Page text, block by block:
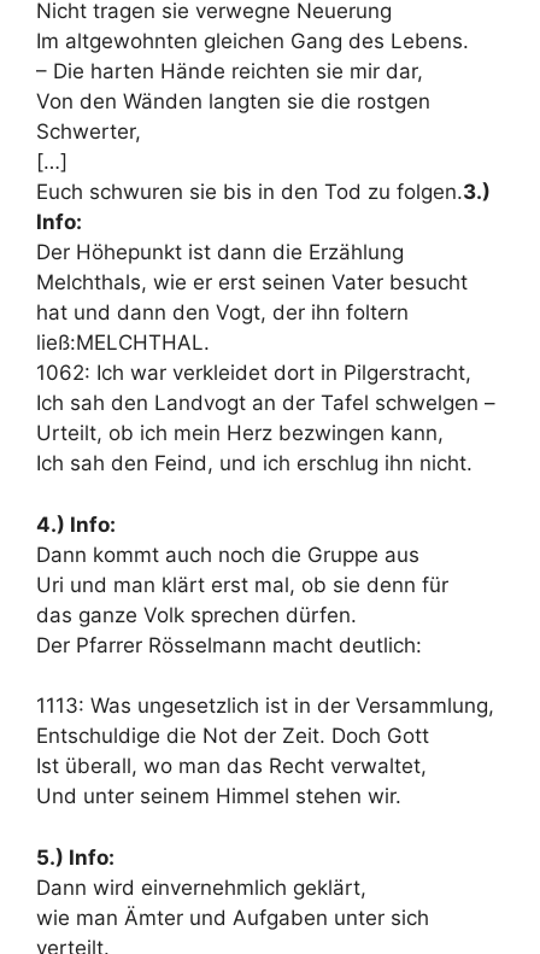
Nicht tragen sie verwegne Neuerung
Im altgewohnten gleichen Gang des Lebens.
– Die harten Hände reichten sie mir dar,
Von den Wänden langten sie die rostgen
Schwerter,
[…]
Euch schwuren sie bis in den Tod zu folgen.3.)
Info:
Der Höhepunkt ist dann die Erzählung
Melchthals, wie er erst seinen Vater besucht
hat und dann den Vogt, der ihn foltern
ließ:MELCHTHAL.
1062: Ich war verkleidet dort in Pilgerstracht,
Ich sah den Landvogt an der Tafel schwelgen –
Urteilt, ob ich mein Herz bezwingen kann,
Ich sah den Feind, und ich erschlug ihn nicht.
4.) Info:
Dann kommt auch noch die Gruppe aus
Uri und man klärt erst mal, ob sie denn für
das ganze Volk sprechen dürfen.
Der Pfarrer Rösselmann macht deutlich:
1113: Was ungesetzlich ist in der Versammlung,
Entschuldige die Not der Zeit. Doch Gott
Ist überall, wo man das Recht verwaltet,
Und unter seinem Himmel stehen wir.
5.) Info:
Dann wird einvernehmlich geklärt,
wie man Ämter und Aufgaben unter sich
verteilt.